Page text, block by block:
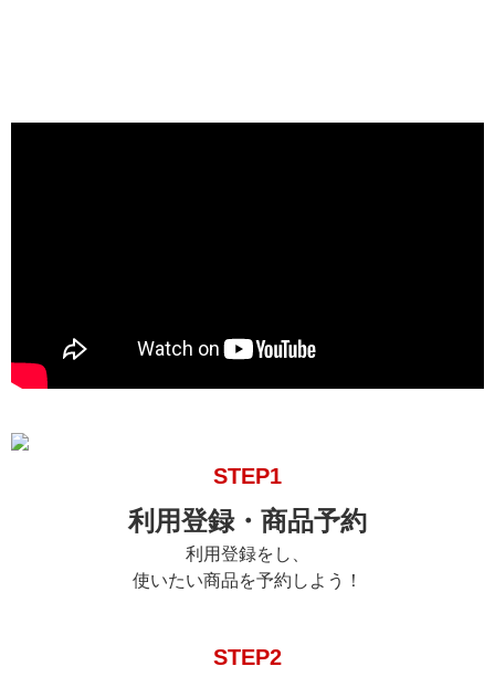
STEP1
利用登録・商品予約
利用登録をし、
使いたい商品を予約しよう！
STEP2